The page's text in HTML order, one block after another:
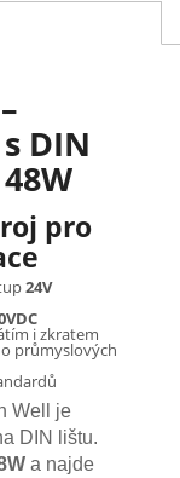
DIN
pro
24V
i zkratem
průmyslových
Well je
DIN lištu.
a najde